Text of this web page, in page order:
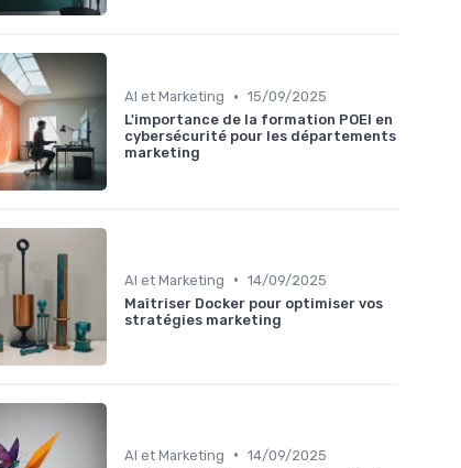
AI et Marketing • 15/09/2025
L'importance de la formation POEI en
cybersécurité pour les départements
marketing
AI et Marketing • 14/09/2025
Maîtriser Docker pour optimiser vos
stratégies marketing
AI et Marketing • 14/09/2025